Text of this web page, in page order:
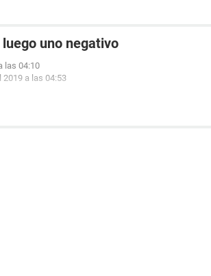
uno negativo
las 04:10
2019 a las 04:53